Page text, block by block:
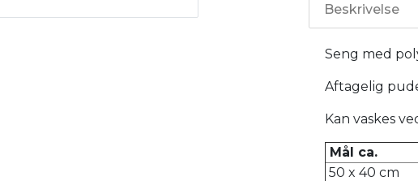
Beskrivelse
Seng med
Aftagelig
Kan vaskes
Mål ca.
50 x 40 cm